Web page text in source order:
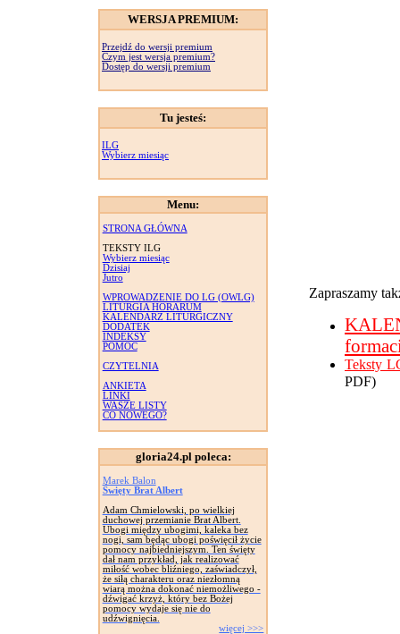
WERSJA PREMIUM:
Przejdź do wersji premium
Czym jest wersja premium?
Dostęp do wersji premium
Tu jesteś:
ILG
Wybierz miesiąc
Menu:
STRONA GŁÓWNA
TEKSTY ILG
Wybierz miesiąc
Dzisiaj
Jutro
WPROWADZENIE DO LG (OWLG)
LITURGIA HORARUM
KALENDARZ LITURGICZNY
DODATEK
INDEKSY
POMOC
CZYTELNIA
ANKIETA
LINKI
WASZE LISTY
CO NOWEGO?
gloria24.pl poleca:
Marek Balon
Święty Brat Albert
Adam Chmielowski, po wielkiej
duchowej przemianie Brat Albert.
Ubogi między ubogimi, kaleka bez
nogi, sam będąc ubogi poświęcił życie
pomocy najbiedniejszym. Ten święty
dał nam przykład, jak realizować
miłość wobec bliźniego, zaświadczył,
że siłą charakteru oraz niezłomną
wiarą można dokonać niemożliwego -
dźwigać krzyż, który bez Bożej
pomocy wydaje się nie do
udźwignięcia.
więcej >>>
Zapraszamy
Teksty
PDF)